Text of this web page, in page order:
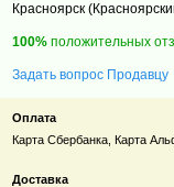
Красноярск
100% положительных
Задать вопрос Продавцу
Оплата
Карта Сбербанка, Карта
Доставка